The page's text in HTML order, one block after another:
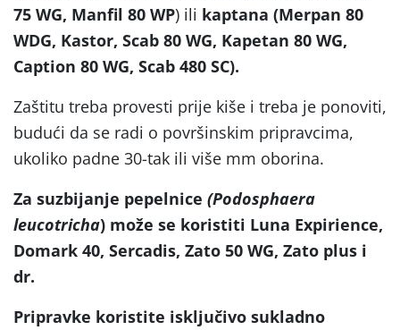
75 WG, Manfil 80 WP) ili kaptana (Merpan 80
WDG, Kastor, Scab 80 WG, Kapetan 80 WG,
Caption 80 WG, Scab 480 SC).
Zaštitu treba provesti prije kiše i treba je ponoviti,
budući da se radi o površinskim pripravcima,
ukoliko padne 30-tak ili više mm oborina.
Za suzbijanje pepelnice (Podosphaera
leucotricha) može se koristiti Luna Expirience,
Domark 40, Sercadis, Zato 50 WG, Zato plus i
dr.
Pripravke koristite isključivo sukladno